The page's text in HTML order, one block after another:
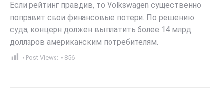
Если рейтинг правдив, то Volkswagen существенно
поправит свои финансовые потери. По решению
суда, концерн должен выплатить более 14 млрд.
долларов американским потребителям.
Post Views: 856